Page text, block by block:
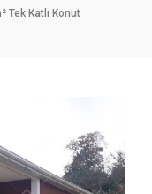
Tek Katlı Konut